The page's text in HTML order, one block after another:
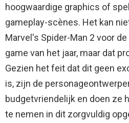
hoogwaardige graphics of
gameplay-scènes. Het kan
Marvel's Spider-Man 2 voor
game van het jaar, maar dat
Gezien het feit dat dit geen
is, zijn de
budgetvriendelijk en doen ze
te nemen in dit zorgvuldig